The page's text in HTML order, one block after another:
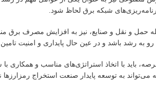
شبکه برق لحاظ شود.
حمل و نقل و صنایع، نیز به افزایش مصرف برق
رو به رشد باشد و در عین حال پایداری و امنیت
باید با اتخاذ استراتژی‌های مناسب و همکاری
می‌تواند به توسعه پایدار صنعت استخراج رمزارزها